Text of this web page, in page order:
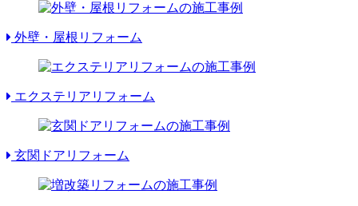
外壁・屋根リフォーム
エクステリアリフォーム
玄関ドアリフォーム